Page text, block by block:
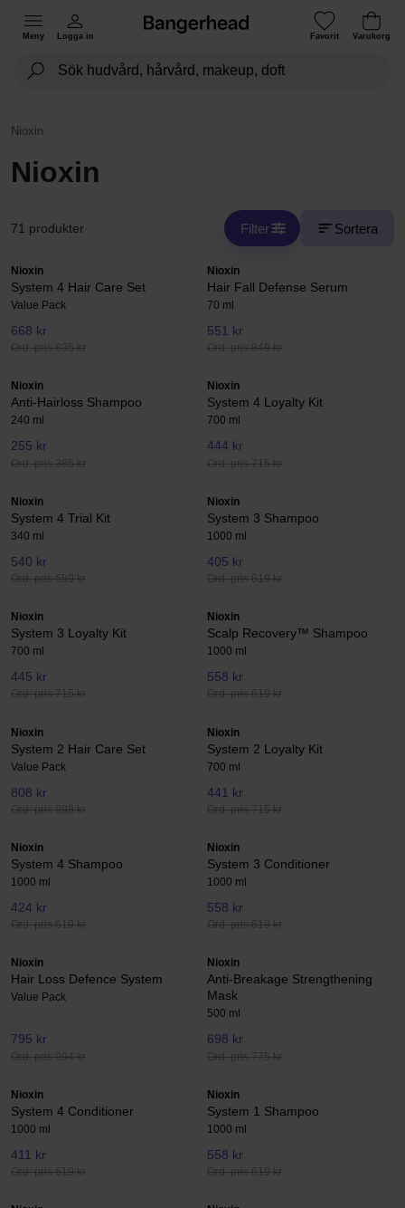
Meny Logga in Favorit Varukorg
Nioxin
Nioxin
71 produkter Filter Sortera
Nioxin
System 4 Hair Care Set
Value Pack
668 kr
Ord. pris 835 kr
Nioxin
Hair Fall Defense Serum
70 ml
551 kr
Ord. pris 849 kr
Nioxin
Anti-Hairloss Shampoo
240 ml
255 kr
Ord. pris 385 kr
Nioxin
System 4 Loyalty Kit
700 ml
444 kr
Ord. pris 715 kr
Nioxin
System 4 Trial Kit
340 ml
540 kr
Ord. pris 599 kr
Nioxin
System 3 Shampoo
1000 ml
405 kr
Ord. pris 619 kr
Nioxin
System 3 Loyalty Kit
700 ml
445 kr
Ord. pris 715 kr
Nioxin
Scalp Recovery™ Shampoo
1000 ml
558 kr
Ord. pris 619 kr
Nioxin
System 2 Hair Care Set
Value Pack
808 kr
Ord. pris 898 kr
Nioxin
System 2 Loyalty Kit
700 ml
441 kr
Ord. pris 715 kr
Nioxin
System 4 Shampoo
1000 ml
424 kr
Ord. pris 619 kr
Nioxin
System 3 Conditioner
1000 ml
558 kr
Ord. pris 619 kr
Nioxin
Hair Loss Defence System
Value Pack
795 kr
Ord. pris 994 kr
Nioxin
Anti-Breakage Strengthening
Mask
500 ml
698 kr
Ord. pris 775 kr
Nioxin
System 4 Conditioner
1000 ml
411 kr
Ord. pris 619 kr
Nioxin
System 1 Shampoo
1000 ml
558 kr
Ord. pris 619 kr